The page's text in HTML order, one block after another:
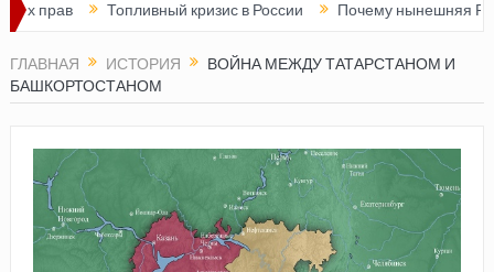
Топливный кризис в России Почему нынешняя Россия
ГЛАВНАЯ ИСТОРИЯ
ВОЙНА МЕЖДУ ТАТАРСТАНОМ И
БАШКОРТОСТАНОМ